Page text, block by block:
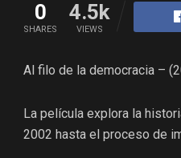
0
SHARES
4.5k
VIEWS
Al filo de la democracia –
La película explora la
2002 hasta el proceso de